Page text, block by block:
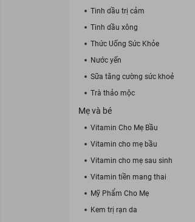
Tinh dầu trị cảm
Tinh dầu xông
Thức Uống Sức Khỏe
Nước yến
Sữa tăng cường sức khoẻ
Trà thảo mộc
Mẹ và bé
Vitamin Cho Mẹ Bầu
Vitamin cho mẹ bầu
Vitamin cho mẹ sau sinh
Vitamin tiền mang thai
Mỹ Phẩm Cho Mẹ
Kem trị rạn da